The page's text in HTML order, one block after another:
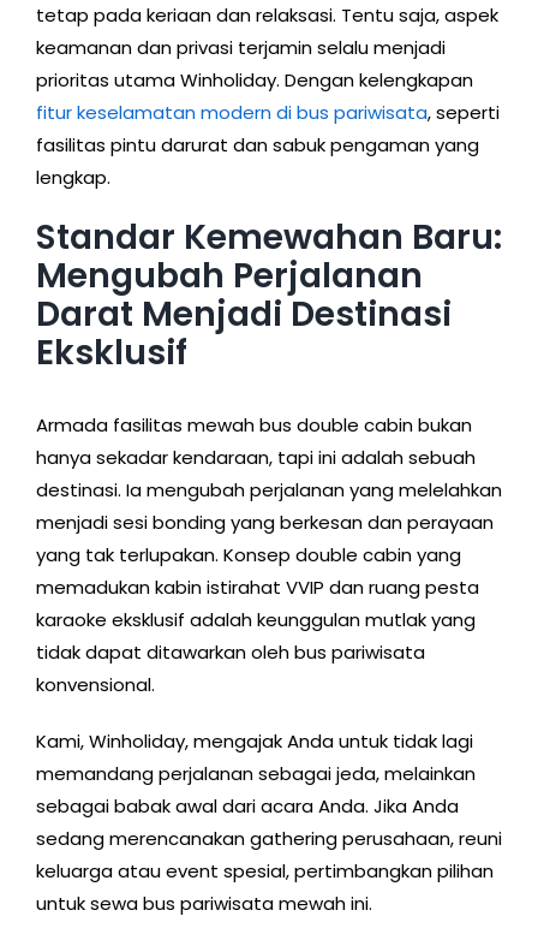
tetap pada keriaan dan relaksasi. Tentu saja, aspek
keamanan dan privasi terjamin selalu menjadi
prioritas utama Winholiday. Dengan kelengkapan
fitur keselamatan modern di bus pariwisata, seperti
fasilitas pintu darurat dan sabuk pengaman yang
lengkap.
Standar Kemewahan Baru:
Mengubah Perjalanan
Darat Menjadi Destinasi
Eksklusif
Armada fasilitas mewah bus double cabin bukan
hanya sekadar kendaraan, tapi ini adalah sebuah
destinasi. Ia mengubah perjalanan yang melelahkan
menjadi sesi bonding yang berkesan dan perayaan
yang tak terlupakan. Konsep double cabin yang
memadukan kabin istirahat VVIP dan ruang pesta
karaoke eksklusif adalah keunggulan mutlak yang
tidak dapat ditawarkan oleh bus pariwisata
konvensional.
Kami, Winholiday, mengajak Anda untuk tidak lagi
memandang perjalanan sebagai jeda, melainkan
sebagai babak awal dari acara Anda. Jika Anda
sedang merencanakan gathering perusahaan, reuni
keluarga atau event spesial, pertimbangkan pilihan
untuk sewa bus pariwisata mewah ini.